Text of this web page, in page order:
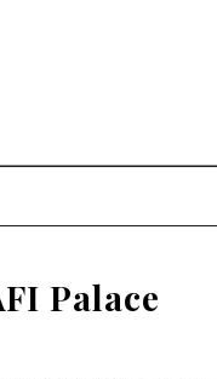
Palace